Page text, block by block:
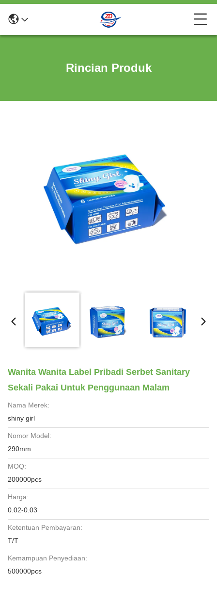
Rincian Produk
Wanita Wanita Label Pribadi Serbet Sanitary
Sekali Pakai Untuk Penggunaan Malam
Nama Merek:
shiny girl
Nomor Model:
290mm
MOQ:
200000pcs
Harga:
0.02-0.03
Ketentuan Pembayaran:
T/T
Kemampuan Penyediaan:
500000pcs